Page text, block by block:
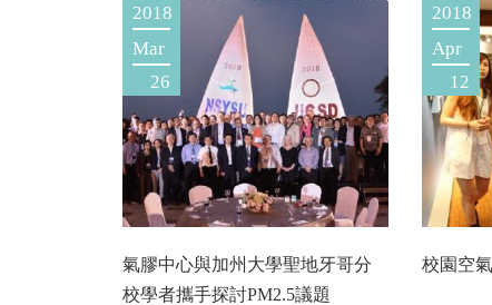
2018
Mar
26
氣膠中心與加州大學聖地牙哥分
校學者攜手探討PM2.5議題
2018
Apr
12
校園空